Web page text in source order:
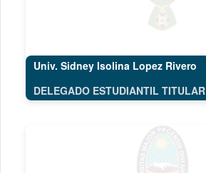
Univ. Sidney Isolina Lopez Rivero
DELEGADO ESTUDIANTIL TITULAR